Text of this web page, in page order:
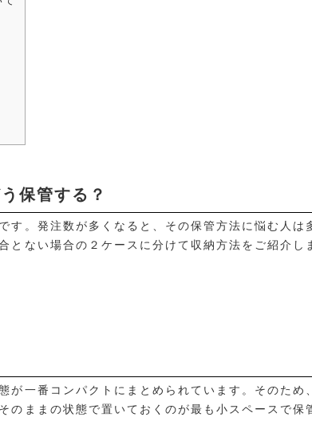
保管する？
す。発注数が多くなると、その保管方法に悩む人は
とない場合の２ケースに分けて収納方法をご紹介し
が一番コンパクトにまとめられています。そのため、
のままの状態で置いておくのが最も小スペースで保